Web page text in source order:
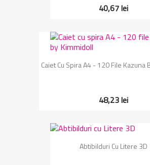
40,67 lei
Caiet Cu Spira A4 - 120 File Kazuna
48,23 lei
Abtibilduri Cu Litere 3D